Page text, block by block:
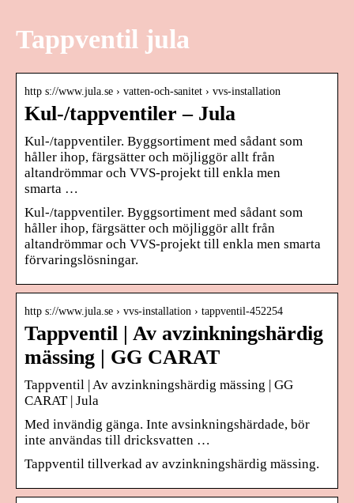
Tappventil jula
http s://www.jula.se › vatten-och-sanitet › vvs-installation
Kul-/tappventiler – Jula
Kul-/tappventiler. Byggsortiment med sådant som
håller ihop, färgsätter och möjliggör allt från
altandrömmar och VVS-projekt till enkla men
smarta …
Kul-/tappventiler. Byggsortiment med sådant som
håller ihop, färgsätter och möjliggör allt från
altandrömmar och VVS-projekt till enkla men smarta
förvaringslösningar.
http s://www.jula.se › vvs-installation › tappventil-452254
Tappventil | Av avzinkningshärdig
mässing | GG CARAT
Tappventil | Av avzinkningshärdig mässing | GG
CARAT | Jula
Med invändig gänga. Inte avsinkningshärdade, bör
inte användas till dricksvatten …
Tappventil tillverkad av avzinkningshärdig mässing.